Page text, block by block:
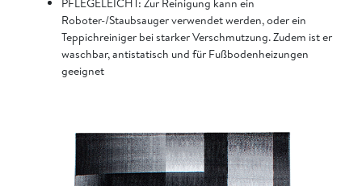
Roboter-/Staubsauger verwendet werden, oder ein
Teppichreiniger bei starker Verschmutzung. Zudem ist er
waschbar, antistatisch und für Fußbodenheizungen
geeignet